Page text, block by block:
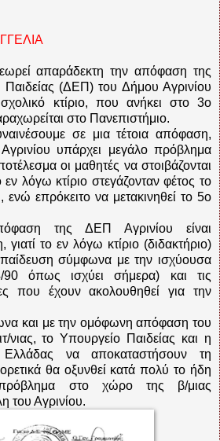
απαράδεκτη την απόφαση της
Παιδείας (ΔΕΠ) του Δήμου Αγρινίου
κτίριο, που ανήκει στο 3ο
στο Πανεπιστήμιο.
σε μια τέτοια απόφαση,
υπάρχει μεγάλο πρόβλημα
οι μαθητές να στοιβάζονται
λόγω κτίριο στεγάζονταν φέτος το
ενώ επρόκειτο να μετακινηθεί το 5ο
της ΔΕΠ Αγρινίου είναι
το εν λόγω κτίριο (διδακτήριο)
σύμφωνα με την ισχύουσα
όπως ισχύει σήμερα) και τις
που έχουν ακολουθηθεί για την
και με την ομόφωνη απόφαση του
το Υπουργείο Παιδείας και η
Ελλάδας να αποκαταστήσουν τη
θα οξυνθεί κατά πολύ το ήδη
πρόβλημα στο χώρο της β/μιας
του Αγρινίου.